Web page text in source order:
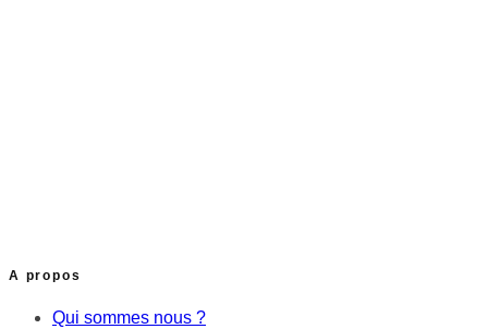
A propos
Qui sommes nous ?